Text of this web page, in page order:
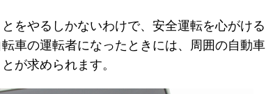
をやるしかないわけで、安全運転を心がける
車の運転者になったときには、周囲の自動車
が求められます。